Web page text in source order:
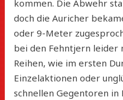
kommen. Die Abwehr
doch die Auricher
oder 9-Meter
bei den Fehntjern leider
Reihen, wie im ersten
Einzelaktionen oder
schnellen Gegentoren in